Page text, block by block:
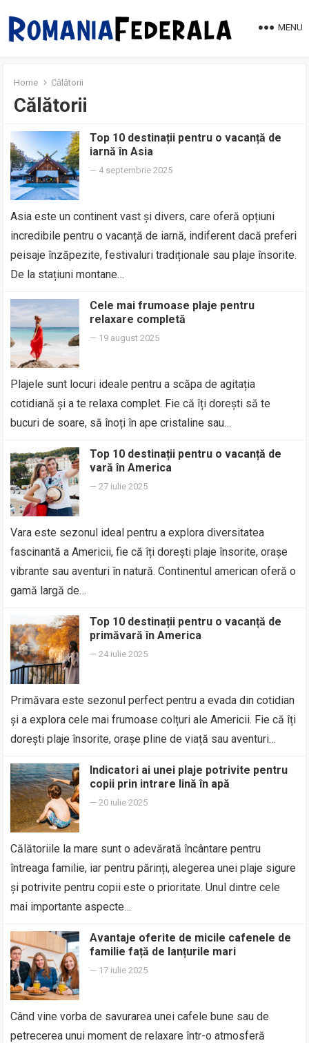
MENU
Home Călătorii
Călătorii
Top 10 destinații pentru o vacanță de
iarnă în Asia
— 4 septembrie 2025
Asia este un continent vast și divers, care oferă opțiuni
incredibile pentru o vacanță de iarnă, indiferent dacă preferi
peisaje înzăpezite, festivaluri tradiționale sau plaje însorite.
De la stațiuni montane…
Cele mai frumoase plaje pentru
relaxare completă
— 19 august 2025
Plajele sunt locuri ideale pentru a scăpa de agitația
cotidiană și a te relaxa complet. Fie că îți dorești să te
bucuri de soare, să înoți în ape cristaline sau…
Top 10 destinații pentru o vacanță de
vară în America
—27 iulie 2025
Vara este sezonul ideal pentru a explora diversitatea
fascinantă a Americii, fie că îți dorești plaje însorite, orașe
vibrante sau aventuri în natură. Continentul american oferă o
gamă largă de…
Top 10 destinații pentru o vacanță de
primăvară în America
—24 iulie 2025
Primăvara este sezonul perfect pentru a evada din cotidian
și a explora cele mai frumoase colțuri ale Americii. Fie că îți
dorești plaje însorite, orașe pline de viață sau aventuri…
Indicatori ai unei plaje potrivite pentru
copii prin intrare lină în apă
—20 iulie 2025
Călătoriile la mare sunt o adevărată încântare pentru
întreaga familie, iar pentru părinți, alegerea unei plaje sigure
și potrivite pentru copii este o prioritate. Unul dintre cele
mai importante aspecte…
Avantaje oferite de micile cafenele de
familie față de lanțurile mari
— 17 iulie 2025
Când vine vorba de savurarea unei cafele bune sau de
petrecerea unui moment de relaxare într-o atmosferă